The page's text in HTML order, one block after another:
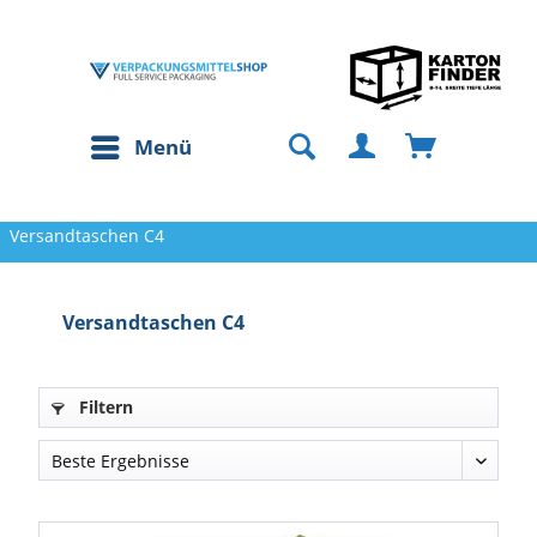
Menü
Versandtaschen C4
Versandtaschen C4
Filtern